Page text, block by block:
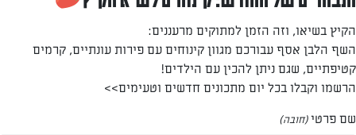
קציצות צמחוניות נהדרות, שאפשר להכין מראש. ויש גם גרסה
אפויה טעימה מאוד (הוראות בסוף המתכון).
מאת: דנית סלומון
הקיץ בשיאו, וזה הזמן למתוקים מרעננים:
השף הלבן אסף עבורכם מגוון קינוחים עם פירות עונתיים, קרמים
קטיפתיים, שגם ניתן להכין עם הילדים!
הרשמו וקבלו בכל יום מתכונים חדשים וטעימים>>
שם פרטי(חובה)